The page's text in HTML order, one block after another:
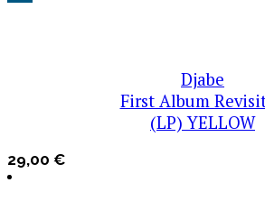
Djabe
First Album
(LP) YELLOW
29,00 €